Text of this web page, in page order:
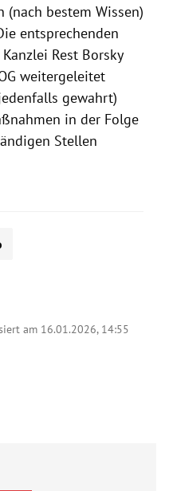
(nach bestem Wissen)
entsprechenden
Rest Borsky
weitergeleitet
gewahrt)
in der Folge
Stellen
am 16.01.2026, 14:55